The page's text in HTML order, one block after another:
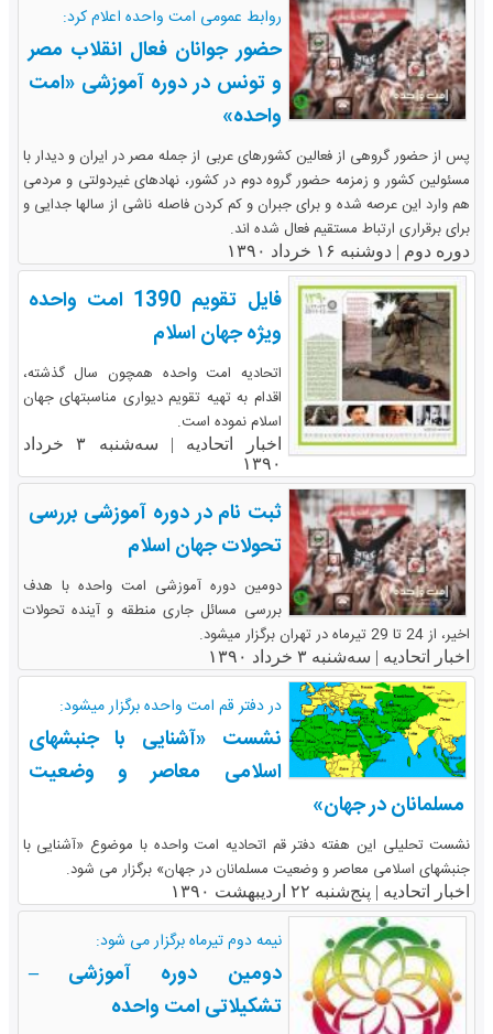
روابط عمومی امت واحده اعلام کرد:
حضور جوانان فعال انقلاب مصر
و تونس در دوره آموزشی «امت
واحده»
پس از حضور گروهی از فعالین کشورهای عربی از جمله مصر در ایران و دیدار با
مسئولین کشور و زمزمه حضور گروه دوم در کشور، نهادهای غیردولتی و مردمی
هم وارد این عرصه شده و برای جبران و کم کردن فاصله ناشی از سالها جدایی و
برای برقراری ارتباط مستقیم فعال شده اند.
دوره دوم | دوشنبه ۱۶ خرداد ۱۳۹۰
فایل تقویم 1390 امت واحده
ویژه جهان اسلام
اتحادیه امت واحده همچون سال گذشته،
اقدام به تهیه تقویم دیواری مناسبتهای جهان
اسلام نموده است.
اخبار اتحادیه |
سه‌شنبه ۳ خرداد
۱۳۹۰
ثبت نام در دوره آموزشی بررسی
تحولات جهان اسلام
دومین دوره آموزشی امت واحده با هدف
بررسی مسائل جاری منطقه و آینده تحولات
اخیر، از 24 تا 29 تیرماه در تهران برگزار میشود.
اخبار اتحادیه | سه‌شنبه ۳ خرداد ۱۳۹۰
در دفتر قم امت واحده برگزار میشود:
نشست «آشنایی با جنبشهای
اسلامی معاصر و وضعیت
مسلمانان در جهان»
نشست تحلیلی این هفته دفتر قم اتحادیه امت واحده با موضوع «آشنایی با
جنبشهای اسلامی معاصر و وضعیت مسلمانان در جهان» برگزار می شود.
اخبار اتحادیه | پنج‌شنبه ۲۲ اردیبهشت ۱۳۹۰
نیمه دوم تیرماه برگزار می شود:
دومین دوره آموزشی –
تشکیلاتی امت واحده